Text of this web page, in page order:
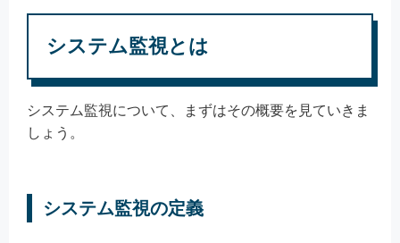
システム監視とは
システム監視について、まずはその概要を見ていきま
しょう。
システム監視の定義